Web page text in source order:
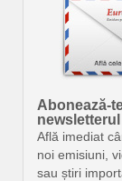
Abonează-
Află imediat
noi emisiuni,
sau știri